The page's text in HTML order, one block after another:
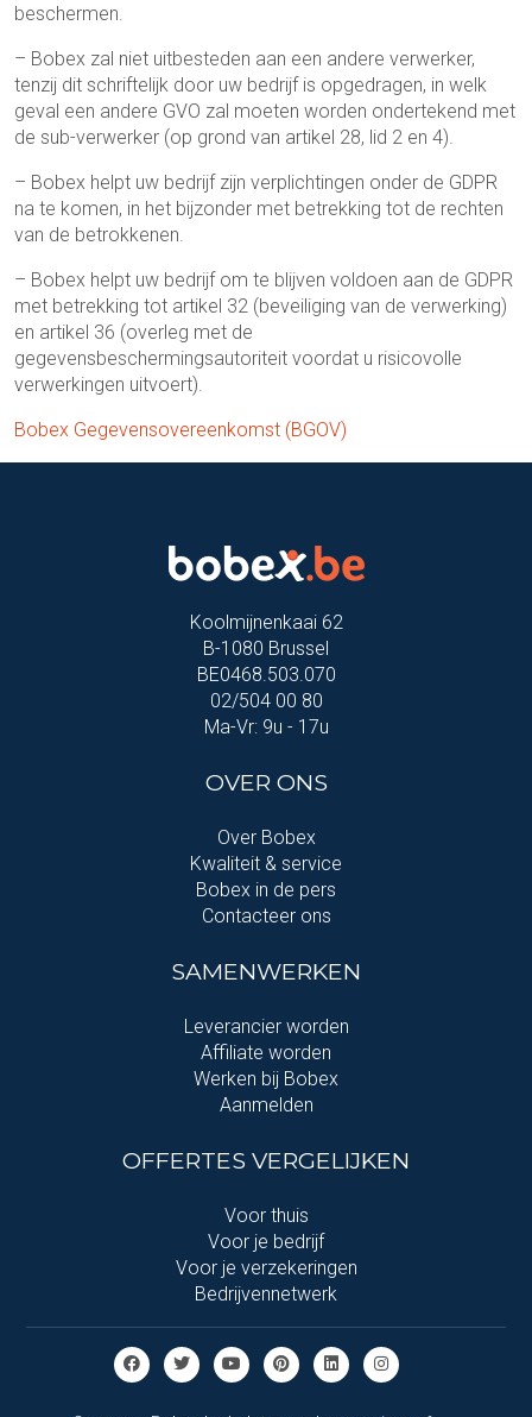
beschermen.
– Bobex zal niet uitbesteden aan een andere verwerker,
tenzij dit schriftelijk door uw bedrijf is opgedragen, in welk
geval een andere GVO zal moeten worden ondertekend met
de sub-verwerker (op grond van artikel 28, lid 2 en 4).
– Bobex helpt uw bedrijf zijn verplichtingen onder de GDPR
na te komen, in het bijzonder met betrekking tot de rechten
van de betrokkenen.
– Bobex helpt uw bedrijf om te blijven voldoen aan de GDPR
met betrekking tot artikel 32 (beveiliging van de verwerking)
en artikel 36 (overleg met de
gegevensbeschermingsautoriteit voordat u risicovolle
verwerkingen uitvoert).
Bobex Gegevensovereenkomst (BGOV)
Koolmijnenkaai 62
B-1080 Brussel
BE0468.503.070
02/504 00 80
Ma-Vr: 9u - 17u
OVER ONS
Over Bobex
Kwaliteit & service
Bobex in de pers
Contacteer ons
SAMENWERKEN
Leverancier worden
Affiliate worden
Werken bij Bobex
Aanmelden
OFFERTES VERGELIJKEN
Voor thuis
Voor je bedrijf
Voor je verzekeringen
Bedrijvennetwerk